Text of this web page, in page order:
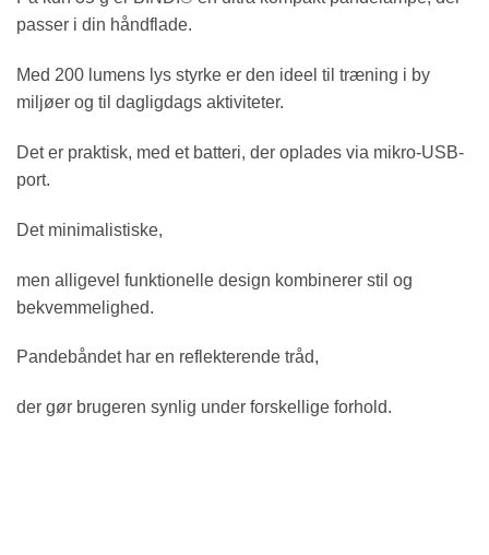
passer i din håndflade.
Med 200 lumens lys styrke er den ideel til træning i by
miljøer og til dagligdags aktiviteter.
Det er praktisk, med et batteri, der oplades via mikro-USB-
port.
Det minimalistiske,
men alligevel funktionelle design kombinerer stil og
bekvemmelighed.
Pandebåndet har en reflekterende tråd,
der gør brugeren synlig under forskellige forhold.